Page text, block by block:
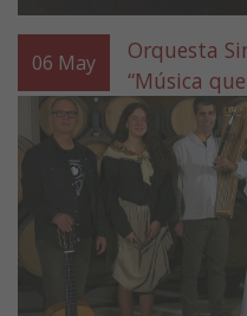
06 May
Orquesta
“Música